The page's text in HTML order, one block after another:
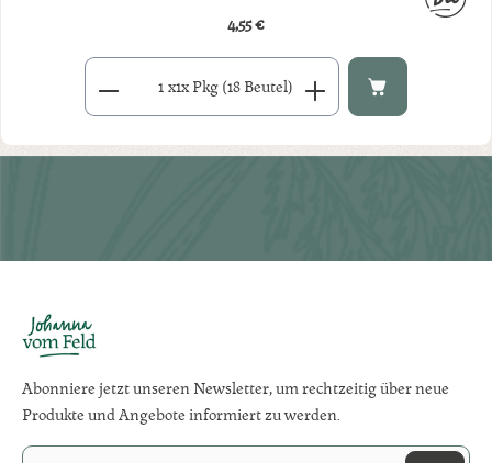
Regulärer Preis:
4,55 €
Produkt Anzahl: Gib den gewünschten Wert ein oder benutze
x1x Pkg (18 Beutel)
Abonniere jetzt unseren Newsletter, um rechtzeitig über neue
Produkte und Angebote informiert zu werden.
E-Mail-Adresse*